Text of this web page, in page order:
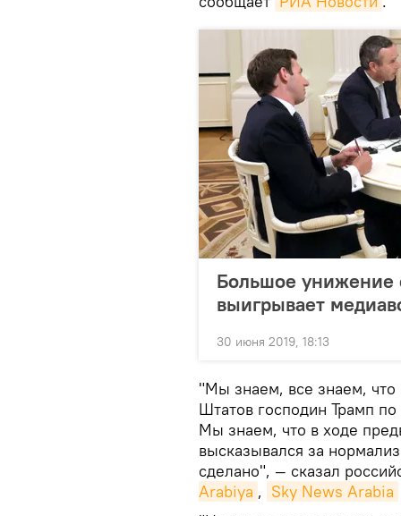
Большое унижение
выигрывает
30 июня 2019, 18:13
"Мы знаем, все знаем, что
Штатов господин Трамп
Мы знаем, что в ходе
высказывался за
сделано", — сказал
Arabiya , Sky Nеws Arabia